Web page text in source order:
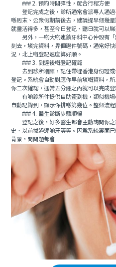
### 2. 預約時間彈性，配合行程方便
登記完成之後，診所通常會派專人通過
喺周末、公衆假期前後去，建議提早個幾
就靈活得多，甚至今日登記、聽日就可以睇
另外，一啲大啲連鎖牙科中心仲設有「
刻去，填完資料，畀個證件號碼，通常好
況，北上嘅登記速度算好順。
### 3. 到達後嘅登記確認
去到診所嗰陣，記住帶埋香港身份證或
登記。系統會自動對應你早前填嘅資料，
你二次確認，通常五分鍾之內就可以完成登
有啲診所仲提供自助簽到機，類似機場
自動記錄到，顯示你排喺第幾位。整個流
### 4. 醫生診斷步驟順暢
登記之後，好多醫生都會主動詢問你之
史、以前拔過邊啲牙等等。因爲系統裏面
背景，問問題都會